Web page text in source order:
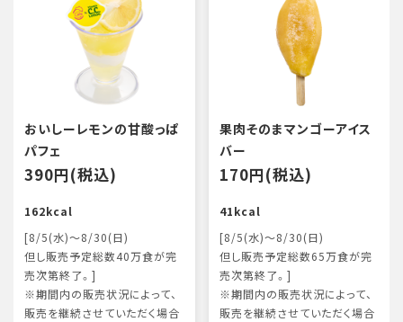
おいしーレモンの甘酸っぱ
パフェ
390円(税込)
162kcal
[8/5(水)～8/30(日)
但し販売予定総数40万食が完
売次第終了。]
※期間内の販売状況によって、
販売を継続させていただく場合
果肉そのまマンゴーアイス
バー
170円(税込)
41kcal
[8/5(水)～8/30(日)
但し販売予定総数65万食が完
売次第終了。]
※期間内の販売状況によって、
販売を継続させていただく場合